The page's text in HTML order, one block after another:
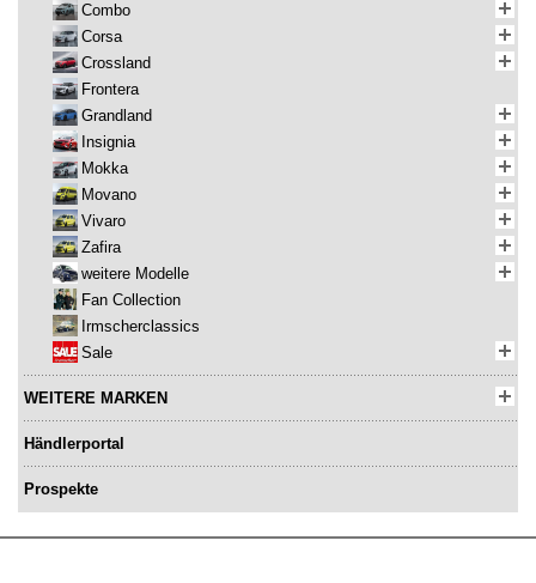
Combo
Corsa
Crossland
Frontera
Grandland
Insignia
Mokka
Movano
Vivaro
Zafira
weitere Modelle
Fan Collection
Irmscherclassics
Sale
WEITERE MARKEN
Händlerportal
Prospekte